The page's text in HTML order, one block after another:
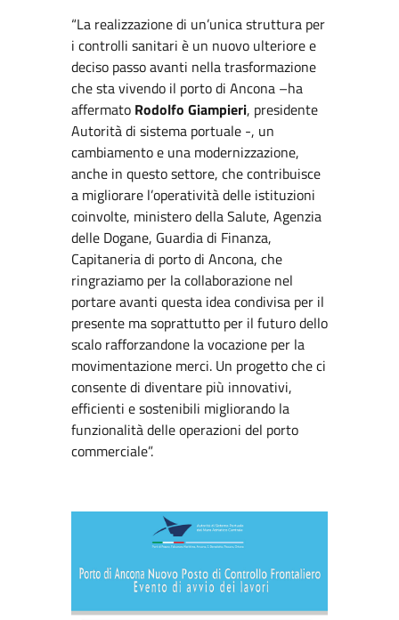
“La realizzazione di un’unica struttura per
i controlli sanitari è un nuovo ulteriore e
deciso passo avanti nella trasformazione
che sta vivendo il porto di Ancona –ha
affermato Rodolfo Giampieri, presidente
Autorità di sistema portuale -, un
cambiamento e una modernizzazione,
anche in questo settore, che contribuisce
a migliorare l’operatività delle istituzioni
coinvolte, ministero della Salute, Agenzia
delle Dogane, Guardia di Finanza,
Capitaneria di porto di Ancona, che
ringraziamo per la collaborazione nel
portare avanti questa idea condivisa per il
presente ma soprattutto per il futuro dello
scalo rafforzandone la vocazione per la
movimentazione merci. Un progetto che ci
consente di diventare più innovativi,
efficienti e sostenibili migliorando la
funzionalità delle operazioni del porto
commerciale”.